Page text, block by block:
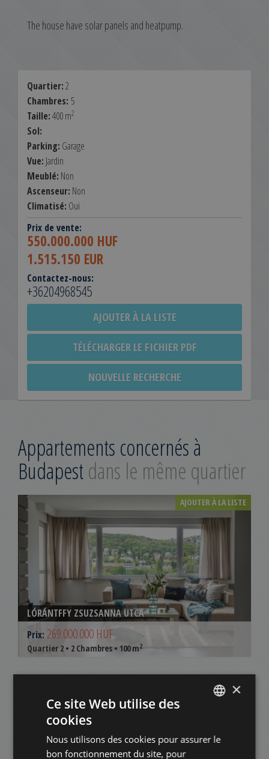
The house have solar panels and heatpump.
Quartier:2
Chambres: 5
Taille:400 m2
Sol:
Parking: Garage
Vue: Jardin
Meublé: Non
Ascenseur: Non
Climatisé: Oui
Prix de vente:
550.000.000 HUF
1.515.150 EUR
Contactez-nous:
+36204968545
AJOUTER À LA LISTE
TÉLÉCHARGER LE FICHIER PDF
NOUVELLE RECHERCHE
Appartements concernés à
Budapestdans le même quartier
AJOUTER À LA LISTE
LÓRÁNTFFY ZSUZSANNA UTCA
Prix: 269.000.000 HUF
Quartier 2 • 2 Chambres • 100 m2
AJOUTER À LA LISTE
HUNGARIAN
×
Ce site Web utilise des
cookies
Nous utilisons des cookies pour assurer le
bon fonctionnement du site, pour